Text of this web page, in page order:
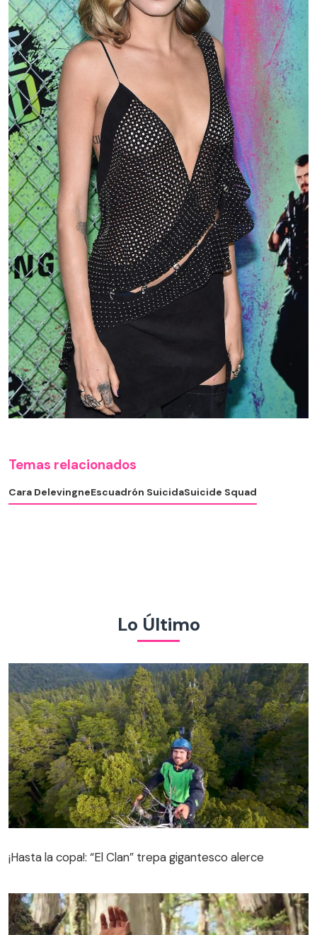
Temas relacionados
Cara DelevingneEscuadrón SuicidaSuicide Squad
Lo Último
¡Hasta la copa!: “El Clan” trepa gigantesco alerce